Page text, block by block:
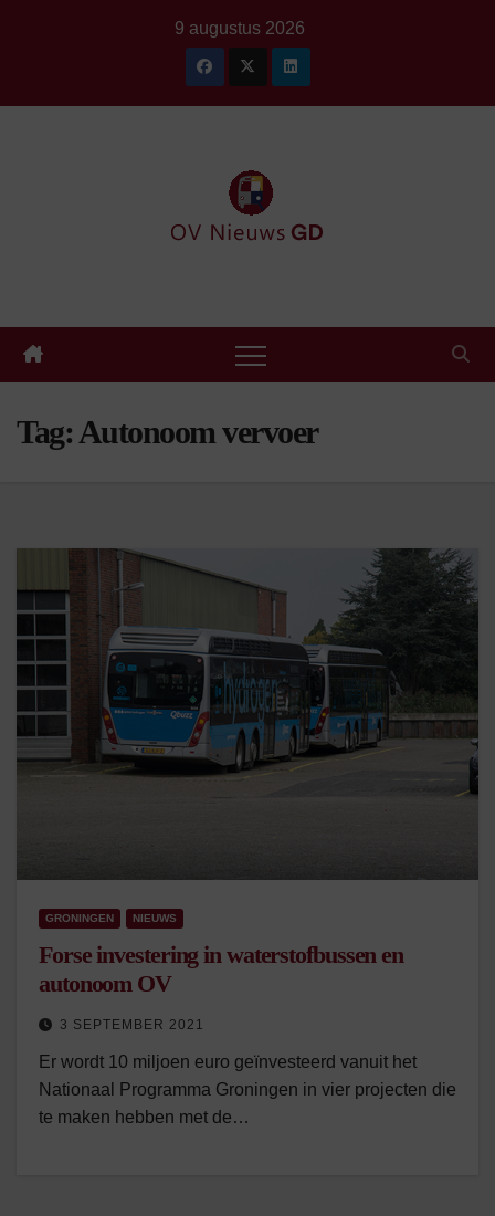
9 augustus 2026
Tag: Autonoom vervoer
GRONINGEN NIEUWS
Forse investering in waterstofbussen en
autonoom OV
3 SEPTEMBER 2021
Er wordt 10 miljoen euro geïnvesteerd vanuit het
Nationaal Programma Groningen in vier projecten die
te maken hebben met de…